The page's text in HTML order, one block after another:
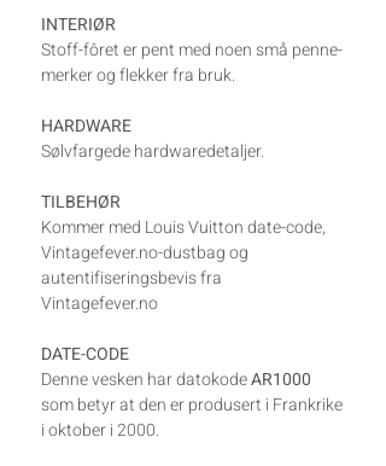
INTERIØR
Stoff-fôret er pent med noen små penne-
merker og flekker fra bruk.
HARDWARE
Sølvfargede hardwaredetaljer.
TILBEHØR
Kommer med Louis Vuitton date-code,
Vintagefever.no-dustbag og
autentifiseringsbevis fra
Vintagefever.no
DATE-CODE
Denne vesken har datokodeAR1000
som betyr at den er produsert i Frankrike
i oktober i 2000.